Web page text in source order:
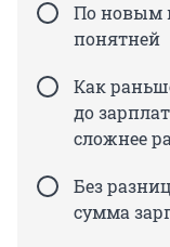
По новым
понятней
Как
до
сложнее
Без
сумма